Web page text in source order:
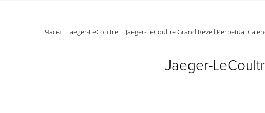
Часы Jaeger-LeCoultre Jaeger-LeCoultre Grand Reveil Perpetual
Jaeger-